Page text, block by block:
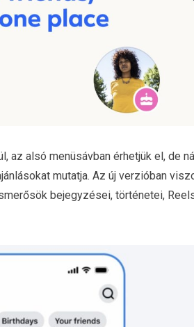
az alsó menüsávban érhetjük el, de
mutatja. Az új verzióban
bejegyzései, történetei,